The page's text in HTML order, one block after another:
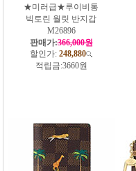
★미러급★루이비통
빅토린 월릿 반지갑
M26896
판매가:366,000원
할인가: 248,880
적립금:3660원